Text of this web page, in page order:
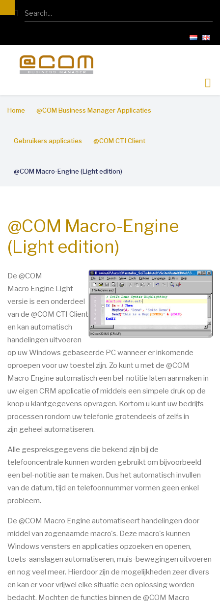
de
inhoud
Search
Home @COM Business Manager Applicaties
Gebruikers applicaties @COM CTI Client
@COM Macro-Engine (Light edition)
@COM Macro-Engine
(Light edition)
De @COM
Macro Engine Light
versie is een onderdeel
van de @COM CTI Client
en kan automatisch
handelingen uitvoeren
op uw Windows gebaseerde PC wanneer er inkomende
oproepen voor uw toestel zijn. Zo kunt u met de @COM
Macro Engine automatisch een bel-notitie laten aanmaken in
uw eigen CRM applicatie of middels een simpele druk op de
knop u klantgegevens opvragen. Kortom u kunt uw bedrijfs
processen rondom uw telefonie grotendeels of zelfs in
zijn geheel automatiseren.
Alle gespreksgegevens die bekend zijn bij de
telefooncentrale kunnen worden gebruikt om bijvoorbeeld
een bel-notitie aan te maken. Dus het automatisch invullen
van de datum, tijd en telefoonnummer vormen geen enkel
probleem.
De @COM Macro Engine automatiseert handelingen door
middel van zogenaamde macro's. Deze macro's kunnen
Windows vensters en applicaties opzoeken en openen,
toets-aanslagen automatiseren, muis-bewegingen uitvoeren
en nog veel meer. Hierdoor zijn de mogelijkheden zeer divers
en kan er voor vrijwel elke situatie een oplossing worden
bedacht. Mochten de functies binnen de @COM Macro